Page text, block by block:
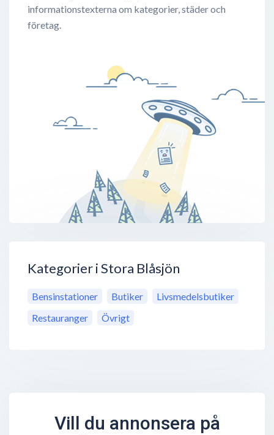
informationstexterna om kategorier, städer och
företag.
Kategorier i Stora Blåsjön
Bensinstationer Butiker
Livsmedelsbutiker
Restauranger
Övrigt
Vill du annonsera på